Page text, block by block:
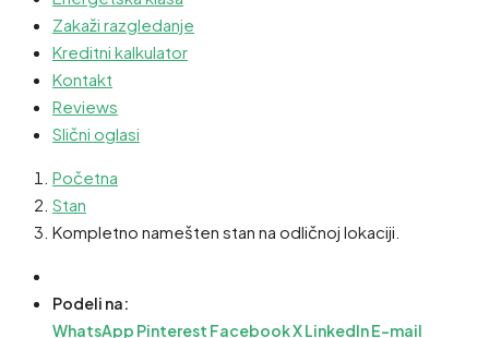
Zakaži razgledanje
Kreditni kalkulator
Kontakt
Reviews
Slični oglasi
Početna
Stan
Kompletno namešten stan na odličnoj lokaciji.
Podeli na:
WhatsApp Pinterest FacebookXLinkedInE-mail